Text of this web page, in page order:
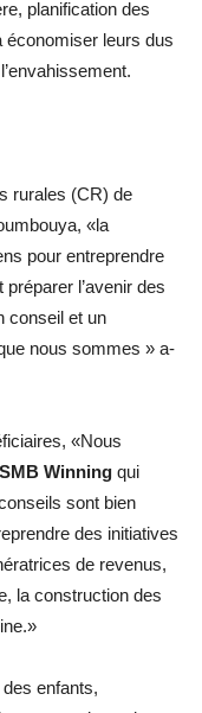
planification des
économiser leurs dus
rurales (CR) de
«la
pour entreprendre
l’avenir des
conseil et un
nous sommes » a-
«Nous
Winning qui
sont bien
des initiatives
de revenus,
la construction des
enfants,